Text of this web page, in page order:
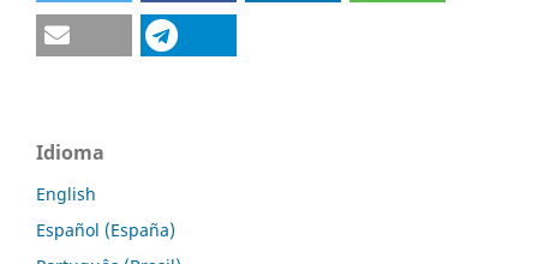
Idioma
English
Español (España)